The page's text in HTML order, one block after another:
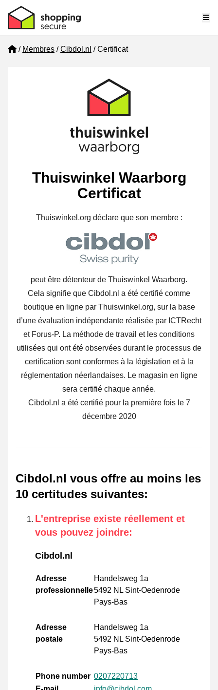
Home
Membres Cibdol.nl Certificat
Thuiswinkel Waarborg
Certificat
Thuiswinkel.org déclare que son membre :
peut être détenteur de Thuiswinkel Waarborg.
Cela signifie que Cibdol.nl a été certifié comme
boutique en ligne par Thuiswinkel.org, sur la base
d’une évaluation indépendante réalisée par ICTRecht
et Forus-P. La méthode de travail et les conditions
utilisées qui ont été observées durant le processus de
certification sont conformes à la législation et à la
réglementation néerlandaises. Le magasin en ligne
sera certifié chaque année.
Cibdol.nl a été certifié pour la première fois le 7
décembre 2020
Cibdol.nl vous offre au moins les
10 certitudes suivantes:
L'entreprise existe réellement et
vous pouvez joindre:
Cibdol.nl
Adresse
professionnelle
Handelsweg 1a
5492 NL Sint-Oedenrode
Pays-Bas
Adresse
postale
Handelsweg 1a
5492 NL Sint-Oedenrode
Pays-Bas
Phone number 0207220713